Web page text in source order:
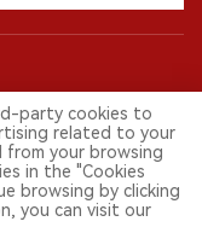
Todos los derechos
la industria,
acceso por menores
del territorio chino
party cookies to
related to your
from your browsing
in the "Cookies
browsing by clicking
you can visit our